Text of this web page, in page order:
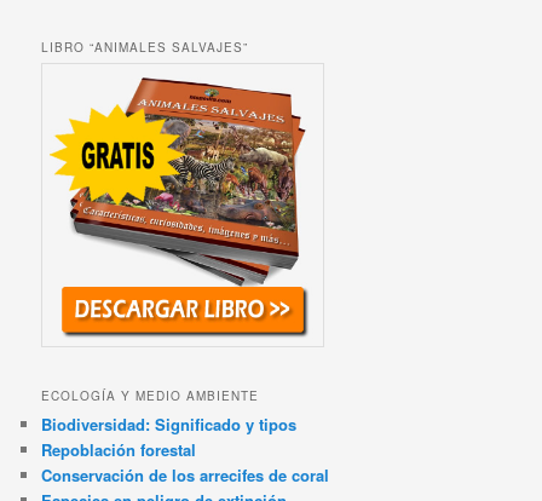
LIBRO “ANIMALES SALVAJES”
ECOLOGÍA Y MEDIO AMBIENTE
Biodiversidad: Significado y tipos
Repoblación forestal
Conservación de los arrecifes de coral